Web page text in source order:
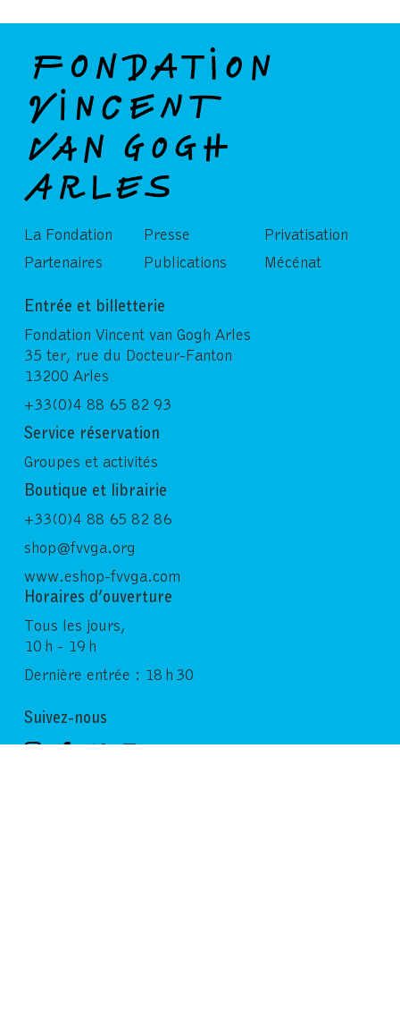
La Fondation
Partenaires
Presse
Publications
Privatisation
Mécénat
Entrée et billetterie
Fondation Vincent van Gogh Arles
35 ter, rue du Docteur-Fanton
13200 Arles
+33(0)4 88 65 82 93
Service réservation
Groupes et activités
Boutique et librairie
+33(0)4 88 65 82 86
shop@fvvga.org
www.eshop-fvvga.com
Horaires d’ouverture
Tous les jours,
10 h - 19 h
Dernière entrée : 18 h 30
Suivez-nous